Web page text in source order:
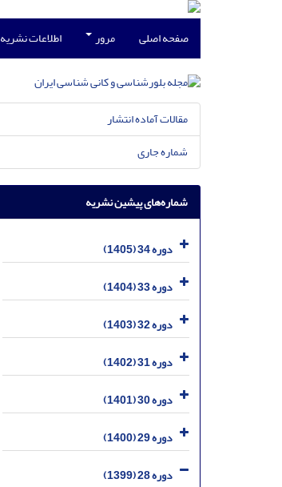
صفحه اصلی مرور اطلاعات نشریه
مقالات آماده انتشار
شماره جاری
شماره‌های پیشین نشریه
دوره 34 (1405)
دوره 33 (1404)
دوره 32 (1403)
دوره 31 (1402)
دوره 30 (1401)
دوره 29 (1400)
دوره 28 (1399)